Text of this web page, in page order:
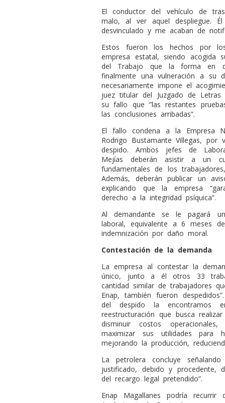
El conductor del vehículo de
malo, al ver aquel despliegue.
desvinculado y me acaban de
Estos fueron los hechos por
empresa estatal, siendo acogida
del Trabajo que la forma en
finalmente una vulneración a su
necesariamente impone el
juez titular del Juzgado de
su fallo que ”las restantes
las conclusiones arribadas”.
El fallo condena a la Empresa
Rodrigo Bustamante Villegas, por
despido. Ambos jefes de
Mejías deberán asistir a un
fundamentales de los
Además, deberán publicar un
explicando que la empresa
derecho a la integridad psíquica”.
Al demandante se le pagará
laboral, equivalente a 6 meses
indemnización por daño moral.
Contestación de la demanda
La empresa al contestar la
único, junto a él otros 33
cantidad similar de trabajadores
Enap, también fueron
del despido la encontramos
reestructuración que busca
disminuir costos
maximizar sus utilidades
mejorando la producción,
La petrolera concluye
justificado, debido y
del recargo legal pretendido”.
Enap Magallanes podría